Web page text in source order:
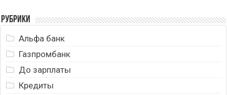
Рубрики
Альфа банк
Газпромбанк
До зарплаты
Кредиты